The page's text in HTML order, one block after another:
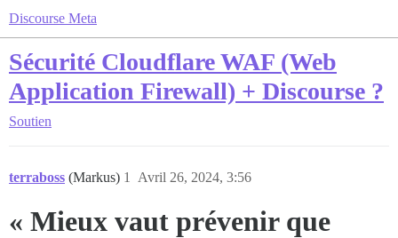
Discourse Meta
Sécurité Cloudflare WAF (Web
Application Firewall) + Discourse ?
Soutien
terraboss (Markus) Avril 26, 2024, 3:56
1
« Mieux vaut prévenir que